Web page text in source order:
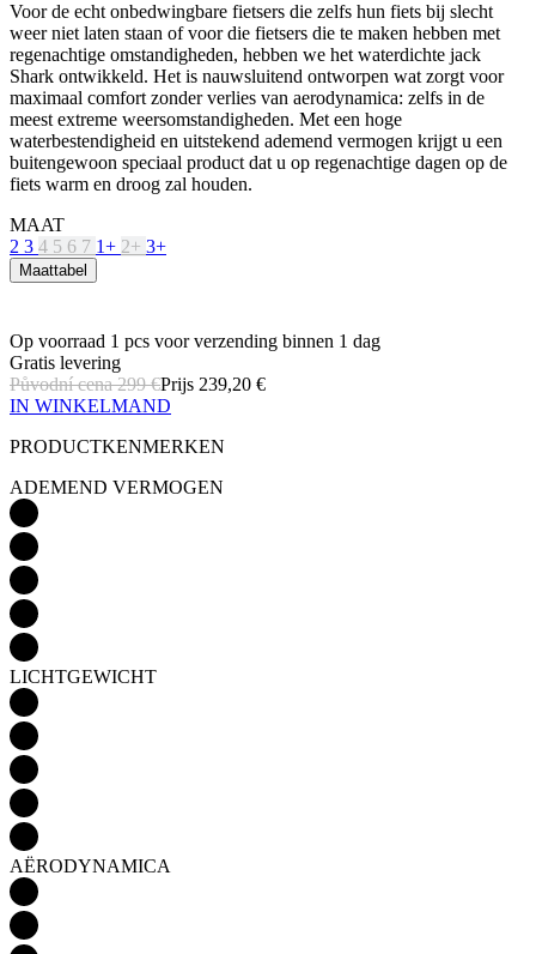
Voor de echt onbedwingbare fietsers die zelfs hun fiets bij slecht
weer niet laten staan of voor die fietsers die te maken hebben met
regenachtige omstandigheden, hebben we het waterdichte jack
Shark ontwikkeld. Het is nauwsluitend ontworpen wat zorgt voor
maximaal comfort zonder verlies van aerodynamica: zelfs in de
meest extreme weersomstandigheden. Met een hoge
waterbestendigheid en uitstekend ademend vermogen krijgt u een
buitengewoon speciaal product dat u op regenachtige dagen op de
fiets warm en droog zal houden.
MAAT
2 3 4 5 6 7 1+ 2+ 3+
Maattabel
Op voorraad 1 pcs voor verzending binnen 1 dag
Gratis levering
Prijs 239,20 €
Původní cena299 €
IN WINKELMAND
PRODUCTKENMERKEN
ADEMEND VERMOGEN
LICHTGEWICHT
AËRODYNAMICA